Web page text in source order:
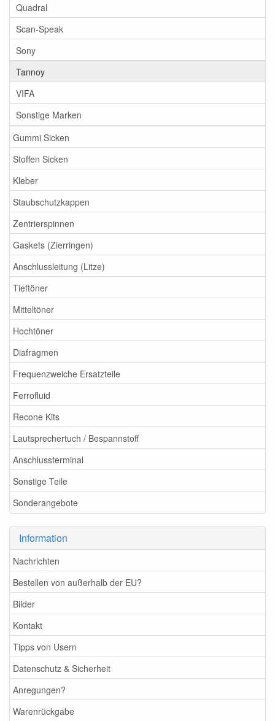
Quadral
Scan-Speak
Sony
Tannoy
VIFA
Sonstige Marken
Gummi Sicken
Stoffen Sicken
Kleber
Staubschutzkappen
Zentrierspinnen
Gaskets (Zierringen)
Anschlussleitung (Litze)
Tieftöner
Mitteltöner
Hochtöner
Diafragmen
Frequenzweiche Ersatzteile
Ferrofluid
Recone Kits
Lautsprechertuch / Bespannstoff
Anschlussterminal
Sonstige Teile
Sonderangebote
Information
Nachrichten
Bestellen von außerhalb der EU?
Bilder
Kontakt
Tipps von Usern
Datenschutz & Sicherheit
Anregungen?
Warenrückgabe